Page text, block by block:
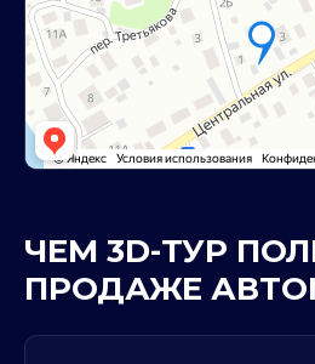
ЧЕМ 3D-ТУР
ПРОДАЖЕ